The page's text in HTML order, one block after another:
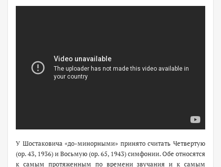
У Шостаковича «до-минорными» принято считать Четвертую
(ор. 43, 1936) и Восьмую (ор. 65, 1943) симфонии. Обе относятся
к самым протяженным по времени звучания и к самым